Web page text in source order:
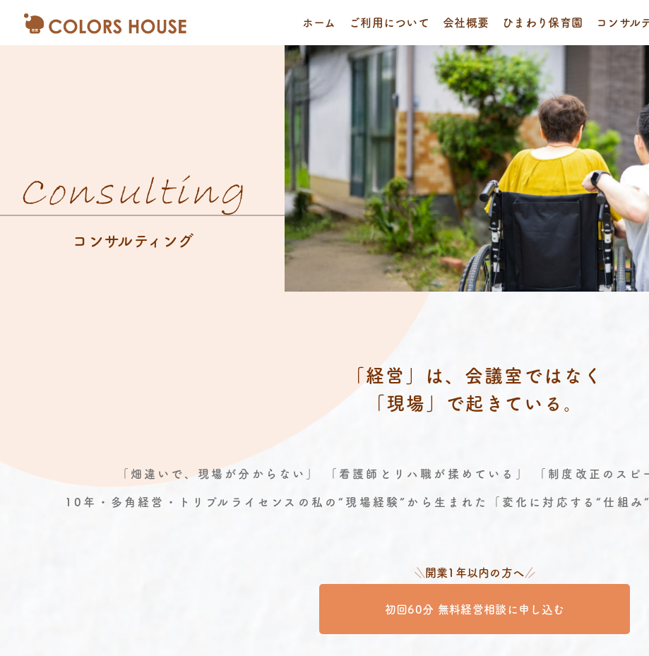
ホーム ご利用について 会社概要 ひまわり保育園 コンサル
Consulting
コンサルティング
「経営」は、会議室ではなく
「現場」で起きている。
「畑違いで、現場が分からない」 「看護師とリハ職が揉めている」 「制度改正のスピ
10年・多角経営・トリプルライセンスの私の“現場経験”から生まれた「変化に対応する“仕組み
開業1年以内の方へ
初回60分 無料経営相談に申し込む